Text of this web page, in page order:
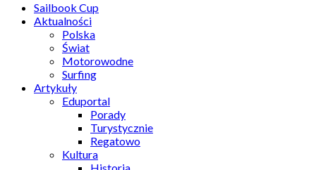
Sailbook Cup
Aktualności
Polska
Świat
Motorowodne
Surfing
Artykuły
Eduportal
Porady
Turystycznie
Regatowo
Kultura